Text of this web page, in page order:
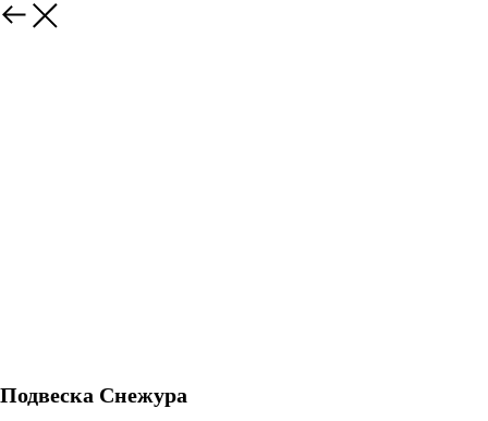
Подвеска Снежура